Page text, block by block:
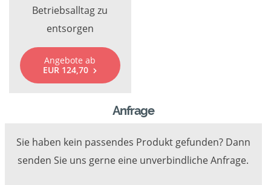
Betriebsalltag zu
entsorgen
Angebote ab
EUR 124,70
Anfrage
Sie haben kein passendes Produkt gefunden? Dann
senden Sie uns gerne eine unverbindliche Anfrage.